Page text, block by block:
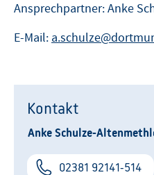
Ansprechpartner: Anke
E-Mail:
Kontakt
Anke Schulze-
02381 92141-514